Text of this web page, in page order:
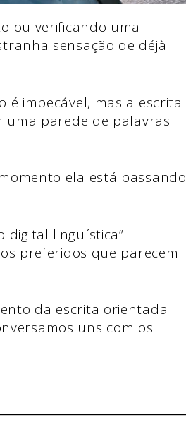
ou verificando uma
sensação de déjà
impecável, mas a escrita
uma parede de palavras
ela está passando
digital linguística”
preferidos que parecem
da escrita orientada
uns com os